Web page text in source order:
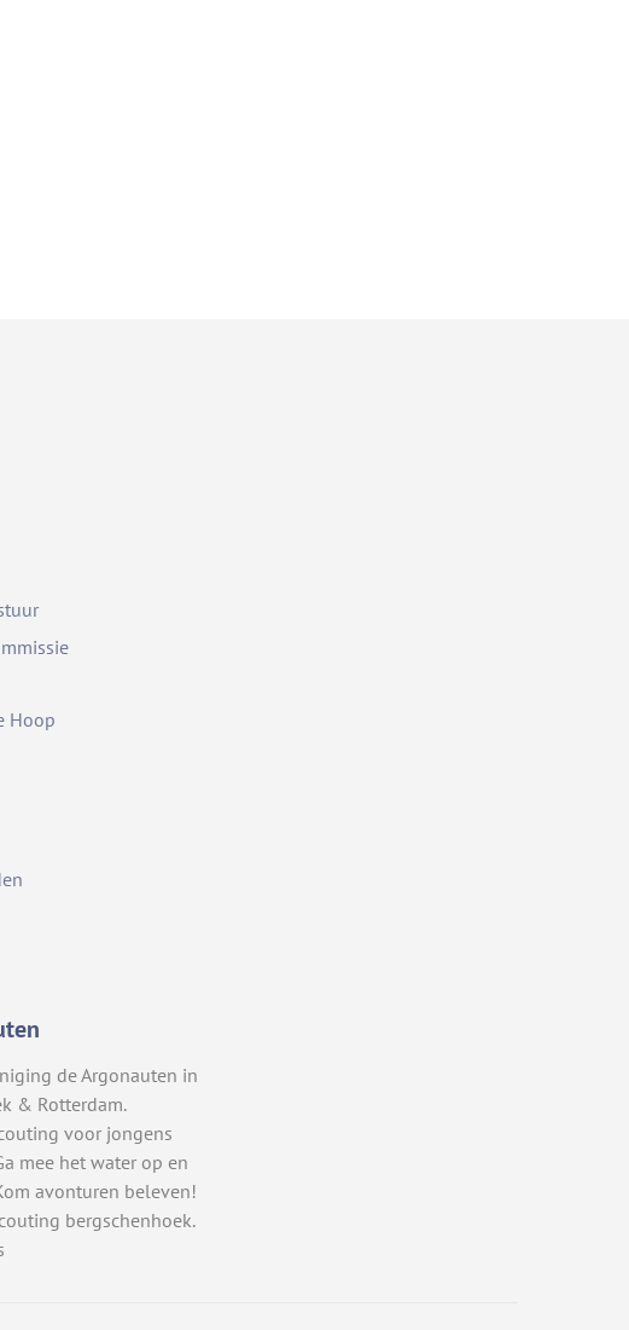
Hoop
de Argonauten in
& Rotterdam.
voor jongens
mee het water op en
avonturen beleven!
bergschenhoek.